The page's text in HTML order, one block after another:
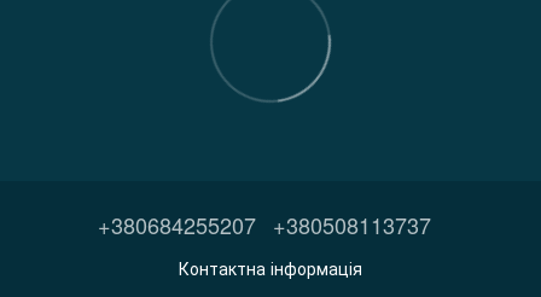
+380684255207 +380508113737
Контактна інформація